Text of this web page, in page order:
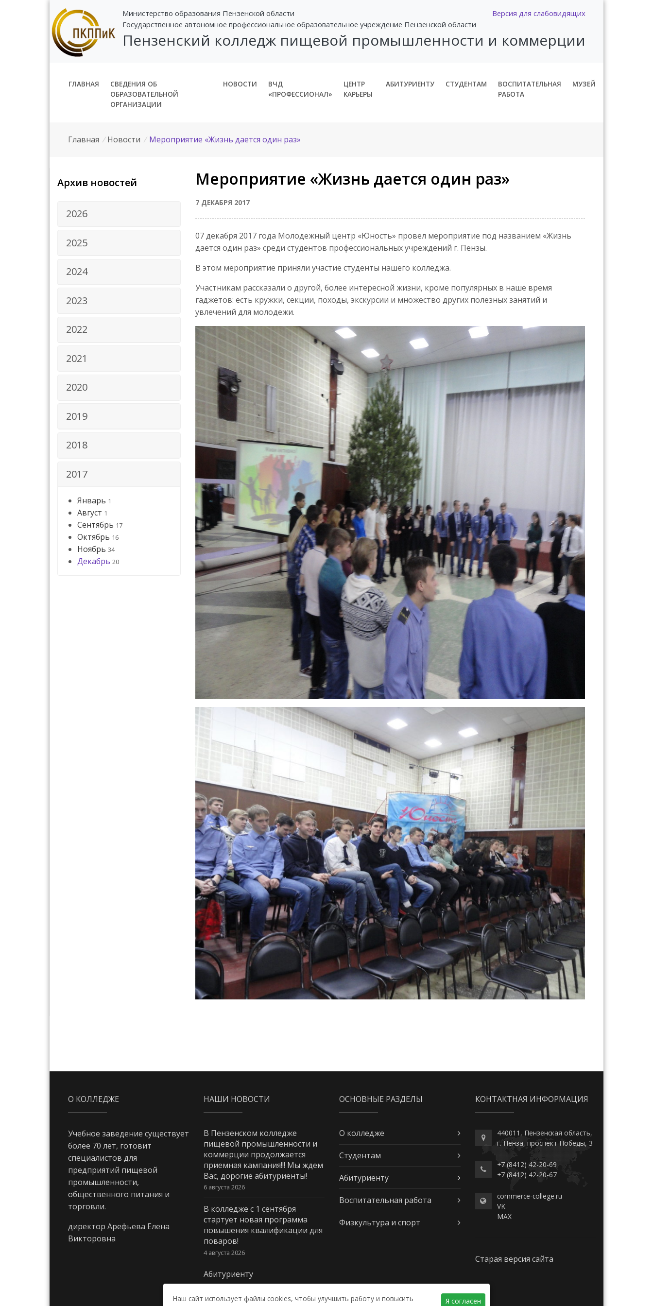
Версия для слабовидящих
Министерство образования Пензенской области
Государственное автономное профессиональное образовательное учреждение Пензенской области
Пензенский колледж пищевой промышленности и коммерции
ГЛАВНАЯ
СВЕДЕНИЯ ОБ
ОБРАЗОВАТЕЛЬНОЙ
ОРГАНИЗАЦИИ
НОВОСТИ
ВЧД
«ПРОФЕССИОНАЛ»
ЦЕНТР
КАРЬЕРЫ
АБИТУРИЕНТУ СТУДЕНТАМ
ВОСПИТАТЕЛЬНАЯ
РАБОТА
МУЗЕЙ
Главная / Новости / Мероприятие «Жизнь дается один раз»
Архив новостей
2026
2025
2024
2023
2022
2021
2020
2019
2018
2017
Январь 1
Август 1
Сентябрь 17
Октябрь 16
Ноябрь 34
Декабрь 20
Мероприятие «Жизнь дается один раз»
7 ДЕКАБРЯ 2017
07 декабря 2017 года Молодежный центр «Юность» провел мероприятие под названием «Жизнь
дается один раз» среди студентов профессиональных учреждений г. Пензы.
В этом мероприятие приняли участие студенты нашего колледжа.
Участникам рассказали о другой, более интересной жизни, кроме популярных в наше время
гаджетов: есть кружки, секции, походы, экскурсии и множество других полезных занятий и
увлечений для молодежи.
О КОЛЛЕДЖЕ
Учебное заведение существует
более 70 лет, готовит
специалистов для
предприятий пищевой
промышленности,
общественного питания и
торговли.
директор Арефьева Елена
Викторовна
НАШИ НОВОСТИ
В Пензенском колледже
пищевой промышленности и
коммерции продолжается
приемная кампания!!! Мы ждем
Вас, дорогие абитуриенты!
6 августа 2026
В колледже с 1 сентября
стартует новая программа
повышения квалификации для
поваров!
4 августа 2026
Абитуриенту
3 августа 2026
ОСНОВНЫЕ РАЗДЕЛЫ
О колледже
Студентам
Абитуриенту
Воспитательная работа
Физкультура и спорт
КОНТАКТНАЯ ИНФОРМАЦИЯ
440011, Пензенская область,
г. Пенза, проспект Победы, 3
+7 (8412) 42-20-69
+7 (8412) 42-20-67
commerce-college.ru
VK
MAX
Старая версия сайта
Наш сайт использует файлы cookies, чтобы улучшить работу и повысить
Я согласен